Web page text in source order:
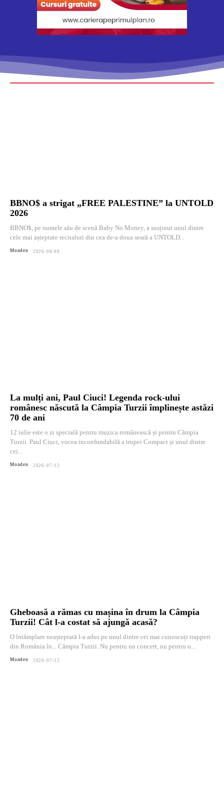
BBNO$ a strigat „FREE PALESTINE” la UNTOLD
2026
BBNO$, pe numele său de scenă Baby No Money, a susținut unul dintre
cele mai așteptate recitaluri din cea de-a doua seară a UNTOLD...
Monden 2026-08-08
La mulți ani, Paul Ciuci! Legenda rock-ului
românesc născută la Câmpia Turzii împlinește astăzi
70 de ani
12 iulie este o zi specială pentru muzica românească și pentru Câmpia
Turzii. Paul Ciuci, vocea inconfundabilă a trupei Compact și unul dintre
cei...
Monden 2026-07-12
Gheboasă a rămas cu mașina în drum la Câmpia
Turzii! Cât l-a costat să ajungă acasă?
O întâmplare neașteptată l-a adus pe unul dintre cei mai cunoscuți trapperi
din România în... Câmpia Turzii. Nu pentru un concert, nu pentru o...
Monden 2026-07-12